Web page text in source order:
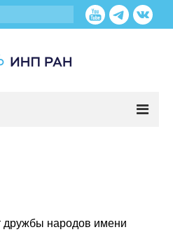
дружбы народов имени